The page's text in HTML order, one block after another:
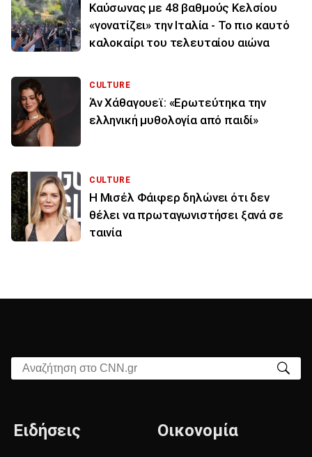
Καύσωνας με 48 βαθμούς Κελσίου
«γονατίζει» την Ιταλία - Το πιο καυτό
καλοκαίρι του τελευταίου αιώνα
CULTURE
Άν Χάθαγουεϊ: «Ερωτεύτηκα την
ελληνική μυθολογία από παιδί»
CULTURE
Η Μισέλ Φάιφερ δηλώνει ότι δεν
θέλει να πρωταγωνιστήσει ξανά σε
ταινία
Αναζήτηση στο CNN.gr
Ειδήσεις Οικονομία